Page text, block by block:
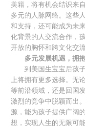
美籍，将有机会结识来
多元的人脉网络。这些
和支持，还可能成为未
化背景的人交流合作，
开放的胸怀和跨文化交流
多元发展机遇，拥
到美国生宝宝后孩
上将拥有更多选择。无
等前沿领域，还是回国
激烈的竞争中脱颖而出
源，能为孩子提供广阔
想，实现人生的无限可能